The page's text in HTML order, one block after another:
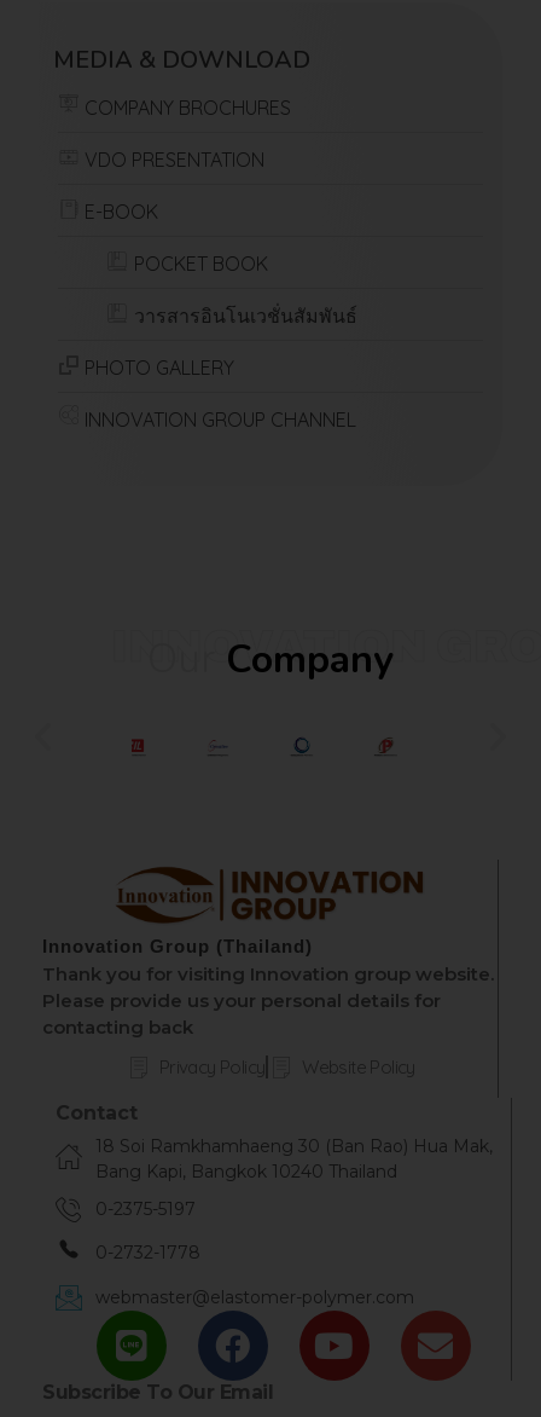
MEDIA & DOWNLOAD
COMPANY BROCHURES
VDO PRESENTATION
E-BOOK
POCKET BOOK
วารสารอินโนเวชั่นสัมพันธ์
PHOTO GALLERY
INNOVATION GROUP CHANNEL
INNOVATION
Company
Innovation Group (Thailand)
Thank you for visiting Innovation group website.
Please provide us your personal details for
contacting back
Privacy Policy
Website Policy
Contact
18 Soi Ramkhamhaeng 30 (Ban Rao) Hua Mak,
Bang Kapi, Bangkok 10240 Thailand
0-2375-5197
0-2732-1778
webmaster@elastomer-polymer.com
Subscribe To Our Email